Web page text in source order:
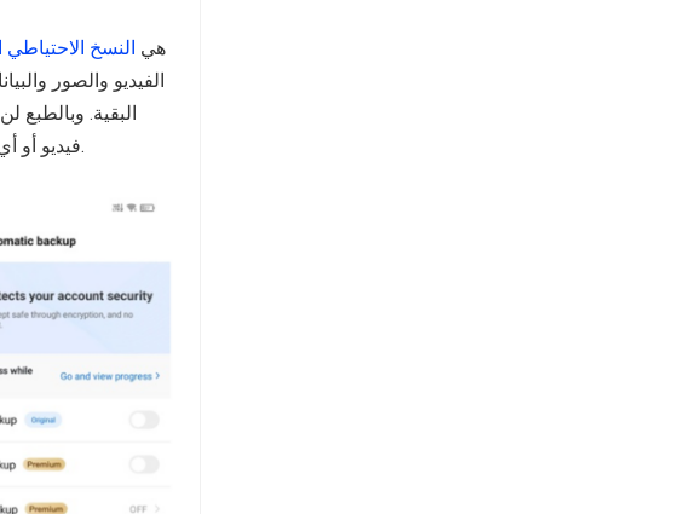
الخاصية المميزة لـ TeraBox هي النسخ الاحتياطي
الفيديو والصور
فيديو أو أي لقطات التقطتها لأنها ستُحفظ في الحال في السحابة في الوقت الفعلي.